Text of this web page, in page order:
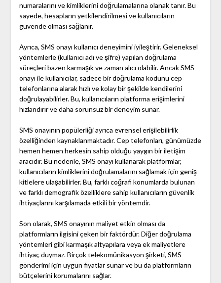
numaralarını ve kimliklerini doğrulamalarına olanak tanır. Bu
sayede, hesapların yetkilendirilmesi ve kullanıcıların
güvende olması sağlanır.
Ayrıca, SMS onayı kullanıcı deneyimini iyileştirir. Geleneksel
yöntemlerle (kullanıcı adı ve şifre) yapılan doğrulama
süreçleri bazen karmaşık ve zaman alıcı olabilir. Ancak SMS
onayı ile kullanıcılar, sadece bir doğrulama kodunu cep
telefonlarına alarak hızlı ve kolay bir şekilde kendilerini
doğrulayabilirler. Bu, kullanıcıların platforma erişimlerini
hızlandırır ve daha sorunsuz bir deneyim sunar.
SMS onayının popülerliği ayrıca evrensel erişilebilirlik
özelliğinden kaynaklanmaktadır. Cep telefonları, günümüzde
hemen hemen herkesin sahip olduğu yaygın bir iletişim
aracıdır. Bu nedenle, SMS onayı kullanarak platformlar,
kullanıcıların kimliklerini doğrulamalarını sağlamak için geniş
kitlelere ulaşabilirler. Bu, farklı coğrafi konumlarda bulunan
ve farklı demografik özelliklere sahip kullanıcıların güvenlik
ihtiyaçlarını karşılamada etkili bir yöntemdir.
Son olarak, SMS onayının maliyet etkin olması da
platformların ilgisini çeken bir faktördür. Diğer doğrulama
yöntemleri gibi karmaşık altyapılara veya ek maliyetlere
ihtiyaç duymaz. Birçok telekomünikasyon şirketi, SMS
gönderimi için uygun fiyatlar sunar ve bu da platformların
bütçelerini korumalarını sağlar.